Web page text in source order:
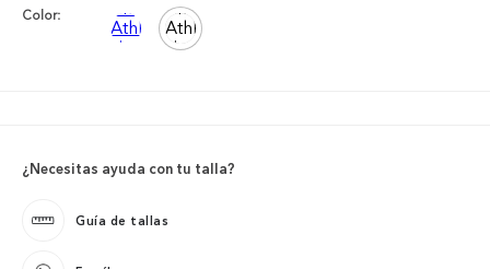
Color:
¿Necesitas ayuda con tu talla?
Guía de tallas